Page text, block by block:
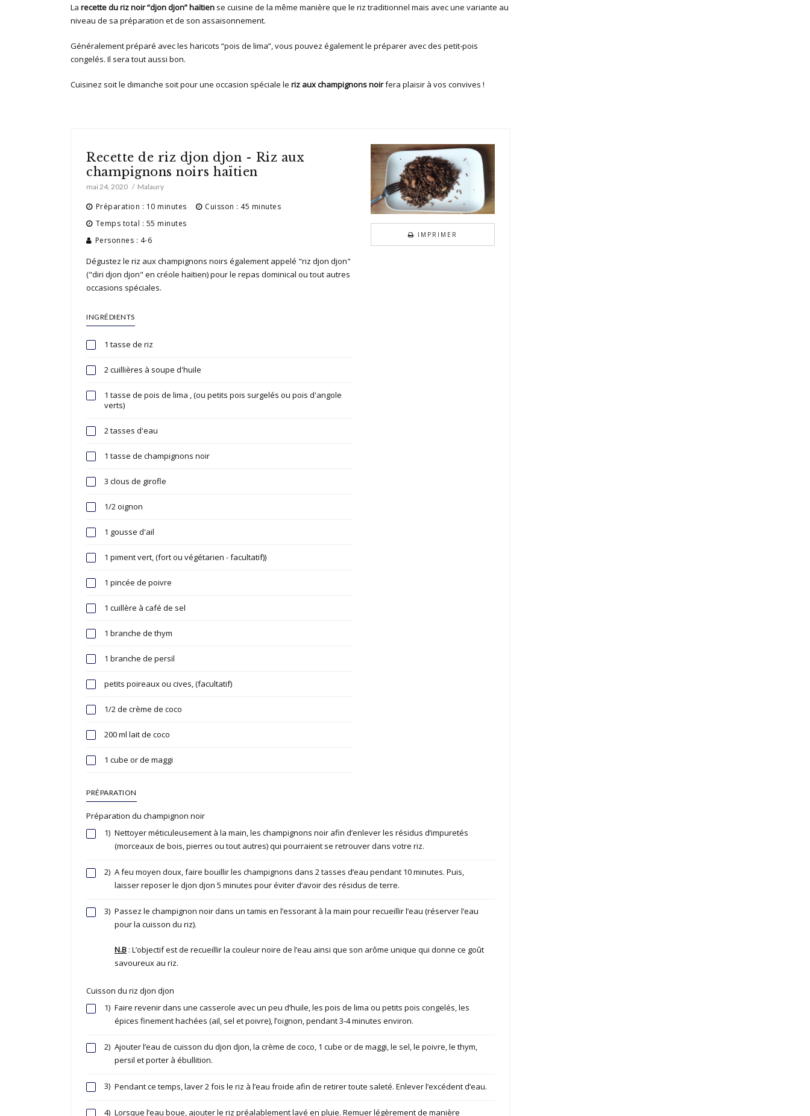
La recette du riz noir “djon djon” haïtien se cuisine de la même manière que le riz traditionnel mais avec une variante au
niveau de sa préparation et de son assaisonnement.
Généralement préparé avec les haricots “pois de lima”, vous pouvez également le préparer avec des petit-pois
congelés. Il sera tout aussi bon.
Cuisinez soit le dimanche soit pour une occasion spéciale le riz aux champignons noirfera plaisir à vos convives !
IMPRIMER
Recette de riz djon djon - Riz aux
champignons noirs haïtien
mai 24, 2020 Malaury
Préparation : 10 minutes
Cuisson : 45 minutes
Temps total : 55 minutes
Personnes : 4-6
Dégustez le riz aux champignons noirs également appelé "riz djon djon"
("diri djon djon" en créole haïtien) pour le repas dominical ou tout autres
occasions spéciales.
INGRÉDIENTS
1 tasse de riz
2 cuillières à soupe d'huile
1 tasse de pois de lima , (ou petits pois surgelés ou pois d'angole
verts)
2 tasses d'eau
1 tasse de champignons noir
3 clous de girofle
1/2 oignon
1 gousse d'ail
1 piment vert, (fort ou végétarien - facultatif))
1 pincée de poivre
1 cuillère à café de sel
1 branche de thym
1 branche de persil
petits poireaux ou cives, (facultatif)
1/2 de crème de coco
200 ml lait de coco
1 cube or de maggi
PRÉPARATION
Préparation du champignon noir
1) Nettoyer méticuleusement à la main, les champignons noir afin d’enlever les résidus d’impuretés
(morceaux de bois, pierres ou tout autres) qui pourraient se retrouver dans votre riz.
2) A feu moyen doux, faire bouillir les champignons dans 2 tasses d’eau pendant 10 minutes. Puis,
laisser reposer le djon djon 5 minutes pour éviter d’avoir des résidus de terre.
3) Passez le champignon noir dans un tamis en l’essorant à la main pour recueillir l’eau (réserver l’eau
pour la cuisson du riz).
N.B : L’objectif est de recueillir la couleur noire de l’eau ainsi que son arôme unique qui donne ce goût
savoureux au riz.
Cuisson du riz djon djon
1) Faire revenir dans une casserole avec un peu d’huile, les pois de lima ou petits pois congelés, les
épices finement hachées (ail, sel et poivre), l’oignon, pendant 3-4 minutes environ.
2) Ajouter l’eau de cuisson du djon djon, la crème de coco, 1 cube or de maggi, le sel, le poivre, le thym,
persil et porter à ébullition.
3) Pendant ce temps, laver 2 fois le riz à l’eau froide afin de retirer toute saleté. Enlever l’excédent d’eau.
4) Lorsque l’eau boue, ajouter le riz préalablement lavé en pluie. Remuer légèrement de manière